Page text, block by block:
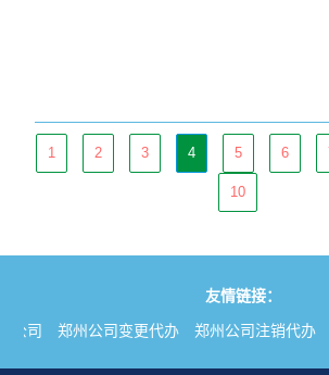
1 2 3 4 5 6
10
友情链接：
公司
郑州公司变更代办 郑州公司注销代办